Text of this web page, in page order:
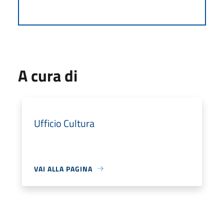
A cura di
Ufficio Cultura
VAI ALLA PAGINA